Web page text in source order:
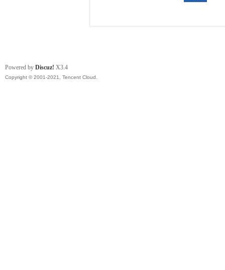
Powered by Discuz! X3.4
Copyright © 2001-2021, Tencent Cloud.